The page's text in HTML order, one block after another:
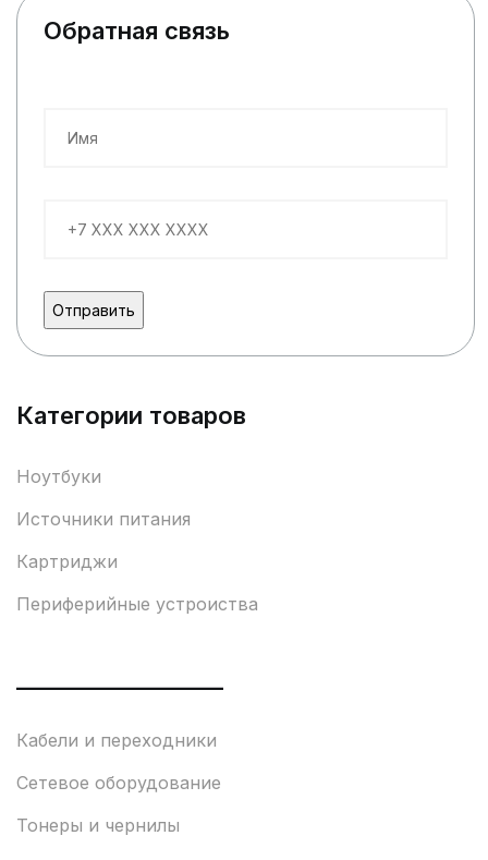
Обратная связь
Категории товаров
Ноутбуки
Источники питания
Картриджи
Периферийные устроиства
Кабели и переходники
Сетевое оборудование
Тонеры и чернилы